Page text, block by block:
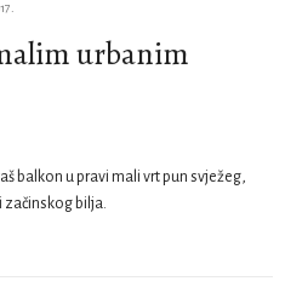
urbanim
balkon u pravi mali vrt pun svježeg,
začinskog bilja.